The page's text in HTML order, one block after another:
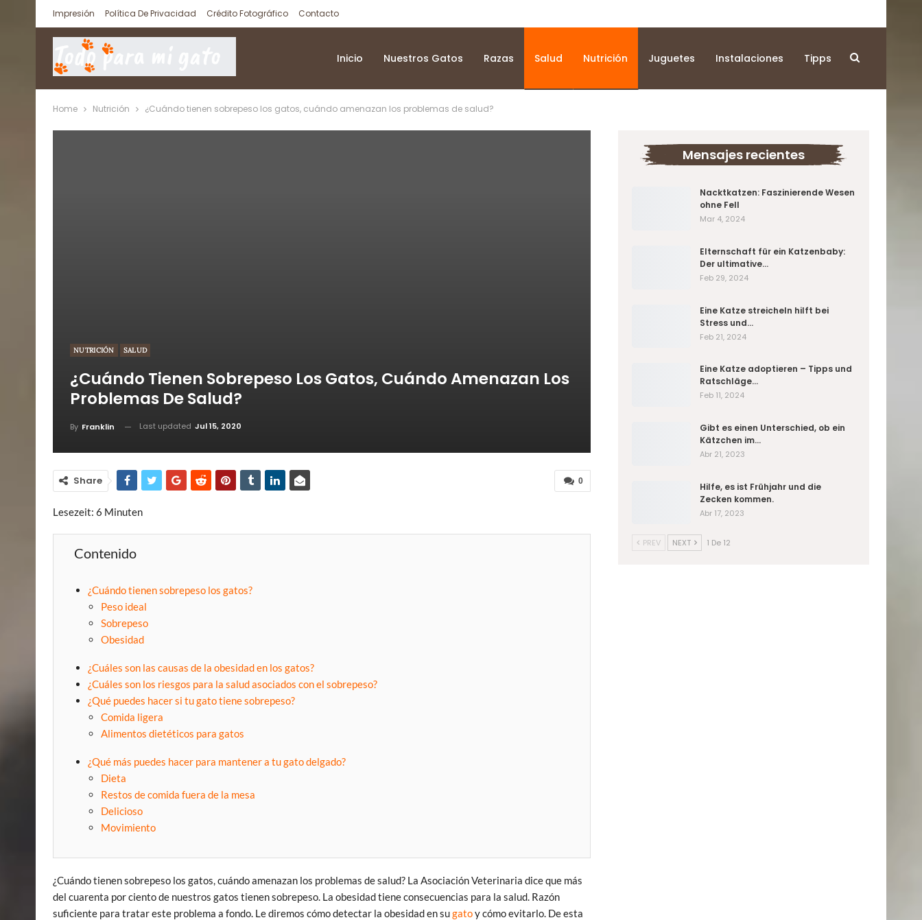
Impresión Política De Privacidad Crédito Fotográfico Contacto
Inicio Nuestros Gatos Razas Salud Nutrición Juguetes Instalaciones Tipps
Home Nutrición ¿Cuándo tienen sobrepeso los gatos, cuándo amenazan los problemas de salud?
NUTRICIÓN SALUD
¿Cuándo Tienen Sobrepeso Los Gatos, Cuándo Amenazan Los
Problemas De Salud?
By Franklin Last updated Jul 15, 2020
0
Share
Lesezeit: 6 Minuten
Contenido
¿Cuándo tienen sobrepeso los gatos?
Peso ideal
Sobrepeso
Obesidad
¿Cuáles son las causas de la obesidad en los gatos?
¿Cuáles son los riesgos para la salud asociados con el sobrepeso?
¿Qué puedes hacer si tu gato tiene sobrepeso?
Comida ligera
Alimentos dietéticos para gatos
¿Qué más puedes hacer para mantener a tu gato delgado?
Dieta
Restos de comida fuera de la mesa
Delicioso
Movimiento
¿Cuándo tienen sobrepeso los gatos, cuándo amenazan los problemas de salud? La Asociación Veterinaria dice que más
del cuarenta por ciento de nuestros gatos tienen sobrepeso. La obesidad tiene consecuencias para la salud. Razón
suficiente para tratar este problema a fondo. Le diremos cómo detectar la obesidad en sugatoy cómo evitarlo. De esta
Mensajes recientes
Nacktkatzen: Faszinierende Wesen
ohne Fell
Mar 4, 2024
Elternschaft für ein Katzenbaby:
Der ultimative…
Feb 29, 2024
Eine Katze streicheln hilft bei
Stress und…
Feb 21, 2024
Eine Katze adoptieren – Tipps und
Ratschläge…
Feb 11, 2024
Gibt es einen Unterschied, ob ein
Kätzchen im…
Abr 21, 2023
Hilfe, es ist Frühjahr und die
Zecken kommen.
Abr 17, 2023
PREV NEXT 1 De 12